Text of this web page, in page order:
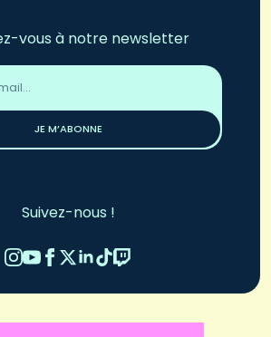
vous à notre newsletter
JE M’ABONNE
Suivez-nous !